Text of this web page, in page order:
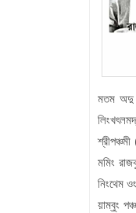
মতম অদু
মমিং
নিংথেম
য়াম্বুং